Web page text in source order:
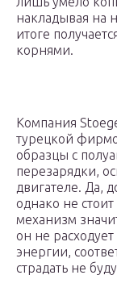
накладывая на
итоге
корнями.
Компания
турецкой
образцы с
перезарядки,
двигателе. Да,
однако не
механизм
он не
энергии,
страдать не